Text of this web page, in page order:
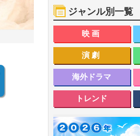
ジャンル別一覧
映画
演劇
海外ドラマ
トレンド